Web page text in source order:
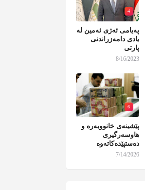
4
پەیامی ئەژی ئەمین لە
یادی دامەزراندنی
پارتی
8/16/2023
6
پێشینەی خانووبەرە و
هاوسەرگیری
دەستپێدەکاتەوە
7/14/2026